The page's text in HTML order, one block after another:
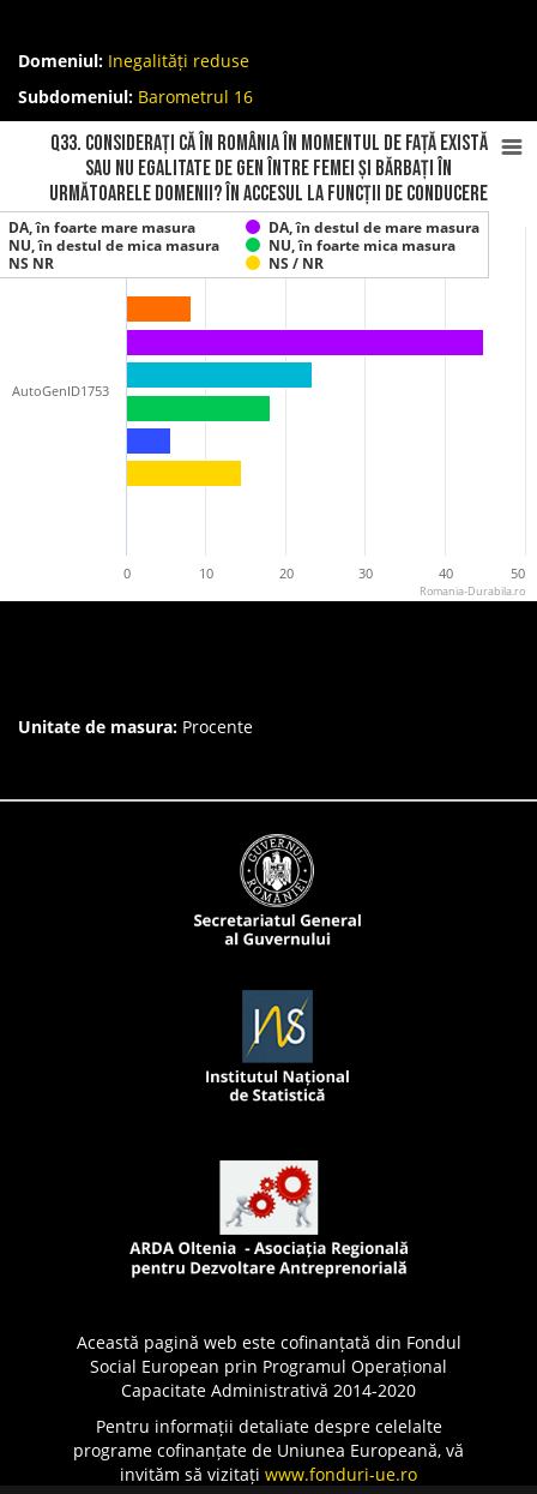
Domeniul: Inegalități reduse
Subdomeniul: Barometrul 16
Q33. Considerați că în România în momentul de față există
sau nu egalitate de gen între femei și bărbați în
următoarele domenii? În accesul la funcții de conducere
DA, în foarte mare masura
DA, în destul de mare masura
NU, în destul de mica masura
NU, în foarte mica masura
NS NR
NS / NR
AutoGenID1753
0 10 20 30 40 50
Romania-Durabila.ro
Unitate de masura: Procente
Această pagină web este cofinanțată din Fondul
Social European prin Programul Operațional
Capacitate Administrativă 2014-2020
Pentru informații detaliate despre celelalte
programe cofinanțate de Uniunea Europeană, vă
invităm să vizitați www.fonduri-ue.ro